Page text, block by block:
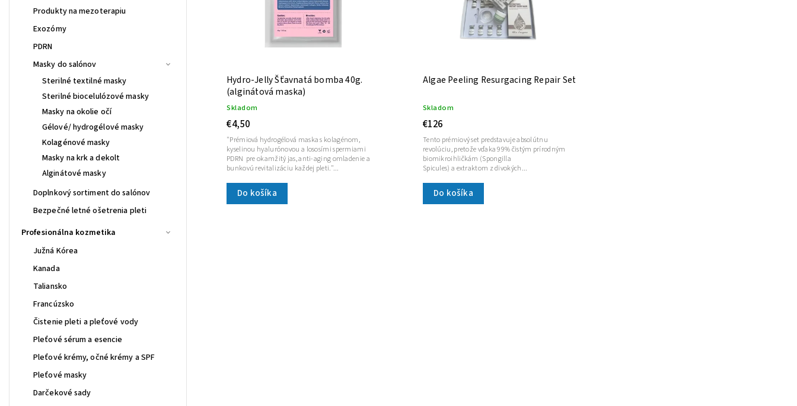
Produkty na mezoterapiu
Exozómy
PDRN
Masky do salónov
Sterilné textilné masky
Sterilné biocelulózové masky
Masky na okolie očí
Gélové/ hydrogélové masky
Kolagénové masky
Masky na krk a dekolt
Alginátové masky
Doplnkový sortiment do salónov
Bezpečné letné ošetrenia pleti
Profesionálna kozmetika
Južná Kórea
Kanada
Taliansko
Francúzsko
Čistenie pleti a pleťové vody
Pleťové sérum a esencie
Pleťové krémy, očné krémy a SPF
Pleťové masky
Darčekové sady
Hydro-Jelly Šťavnatá bomba 40g.
(alginátová maska)
Skladom
€4,50
Do košíka
"Prémiová hydrogélová maska s kolagénom,
kyselinou hyalurónovou a lososími spermiami
PDRN pre okamžitý jas, anti-aging omladenie a
bunkovú revitalizáciu každej pleti."...
Algae Peeling Resurgacing Repair Set
Skladom
€126
Do košíka
Tento prémiový set predstavuje absolútnu
revolúciu, pretože vďaka 99% čistým prírodným
biomikroihličkám (Spongilla
Spicules) a extraktom z divokých...